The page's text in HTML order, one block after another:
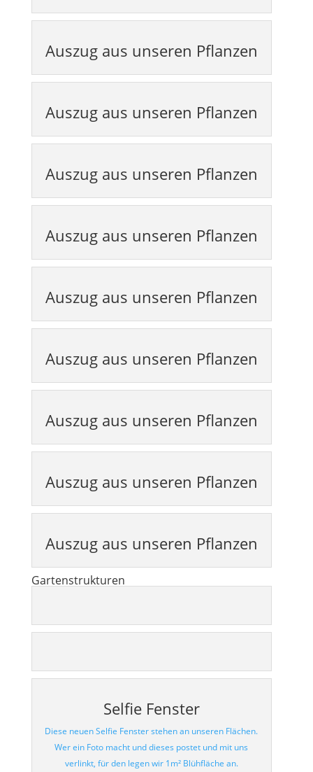
Auszug aus unseren Pflanzen
Auszug aus unseren Pflanzen
Auszug aus unseren Pflanzen
Auszug aus unseren Pflanzen
Auszug aus unseren Pflanzen
Auszug aus unseren Pflanzen
Auszug aus unseren Pflanzen
Auszug aus unseren Pflanzen
Auszug aus unseren Pflanzen
Gartenstrukturen
Selfie Fenster
Diese neuen Selfie Fenster stehen an unseren Flächen.
Wer ein Foto macht und dieses postet und mit uns
verlinkt, für den legen wir 1m² Blühfläche an.